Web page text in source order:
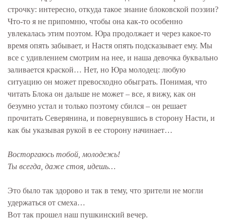
строчку: интересно, откуда такое знание блоковской поэзии?
Что-то я не припомню, чтобы она как-то особенно
увлекалась этим поэтом. Юра продолжает и через какое-то
время опять забывает, и Настя опять подсказывает ему. Мы
все с удивлением смотрим на нее, и наша девочка буквально
заливается краской… Нет, но Юра молодец: любую
ситуацию он может превосходно обыграть. Понимая, что
читать Блока он дальше не может – все, я вижу, как он
безумно устал и только поэтому сбился – он решает
прочитать Северянина, и повернувшись в сторону Насти, и
как бы указывая рукой в ее сторону начинает…
Восторгаюсь тобой, молодежь!
Ты всегда, даже стоя, идешь…
Это было так здорово и так в тему, что зрители не могли
удержаться от смеха…
Вот так прошел наш пушкинский вечер.